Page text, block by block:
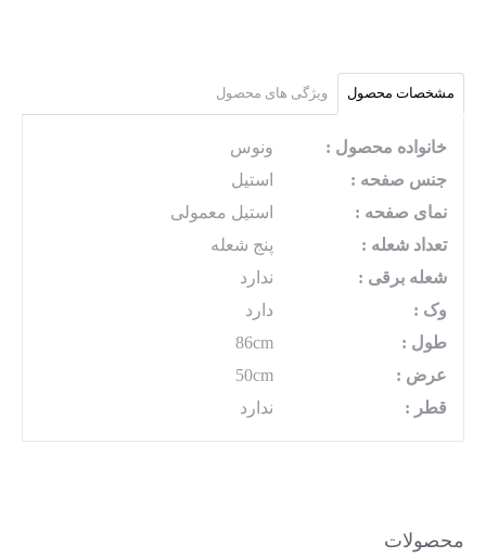
مشخصات محصول ویژگی های محصول
خانواده محصول :
ونوس
جنس صفحه :
استیل
نمای صفحه :
استیل معمولی
تعداد شعله :
پنج شعله
شعله برقی :
ندارد
وک :
دارد
طول :
86cm
عرض :
50cm
قطر :
ندارد
محصولات